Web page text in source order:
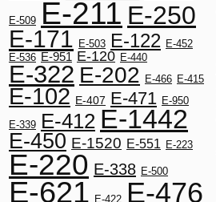
E-509 E-211 E-250
E-171 E-503 E-122 E-452
E-536 E-951 E-120 E-440
E-322 E-202 E-466 E-415
E-102 E-407 E-471 E-950
E-339 E-412 E-1442
E-450 E-1520 E-551 E-223
E-220 E-338 E-500
E-621 E-422 E-476